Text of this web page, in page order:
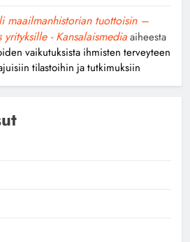
maailmanhistorian tuottoisin –
- Kansalaismediaaiheesta
vaikutuksista ihmisten terveyteen
tilastoihin ja tutkimuksiin